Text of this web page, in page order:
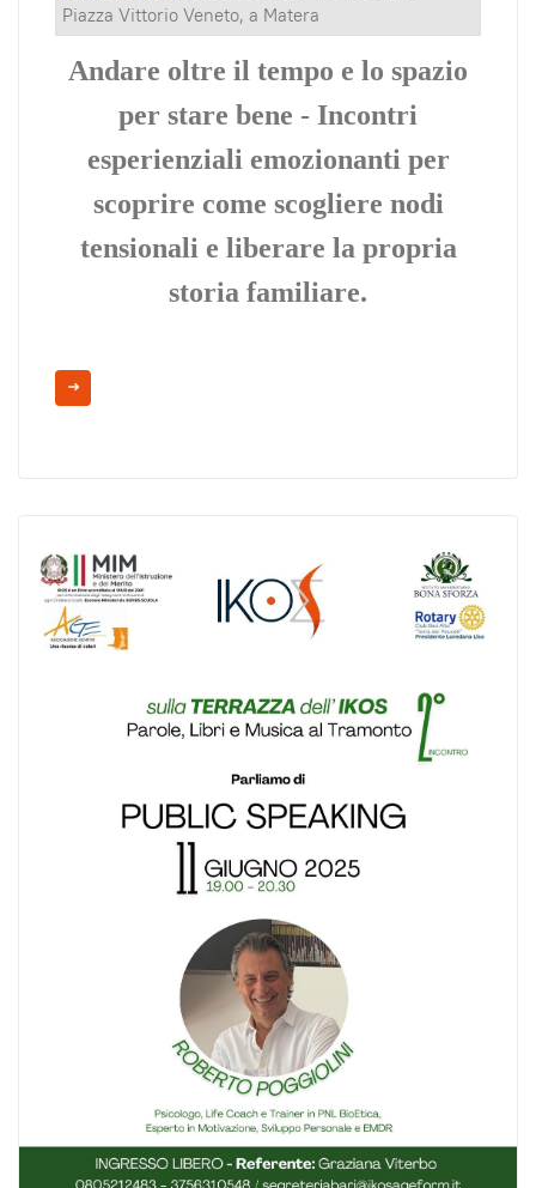
Piazza Vittorio Veneto, a Matera
Andare oltre il tempo e lo spazio
per stare bene - Incontri
esperienziali emozionanti per
scoprire come scogliere nodi
tensionali e liberare la propria
storia familiare.